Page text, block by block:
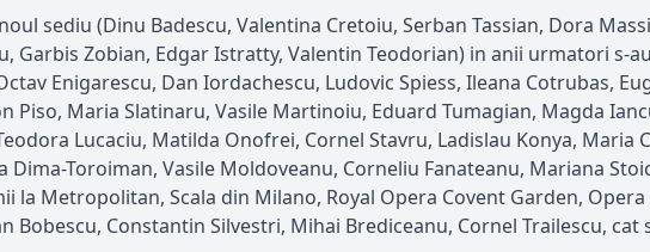
sediu (Dinu Badescu, Valentina Cretoiu, Serban Tassian, Dora
Garbis Zobian, Edgar Istratty, Valentin Teodorian) in anii urmatori s-
Enigarescu, Dan Iordachescu, Ludovic Spiess, Ileana Cotrubas,
Piso, Maria Slatinaru, Vasile Martinoiu, Eduard Tumagian, Magda
Lucaciu, Matilda Onofrei, Cornel Stavru, Ladislau Konya, Maria
Dima-Toroiman, Vasile Moldoveanu, Corneliu Fanateanu, Mariana
Metropolitan, Scala din Milano, Royal Opera Covent Garden,
Constantin Silvestri, Mihai Brediceanu, Cornel Trailescu, cat